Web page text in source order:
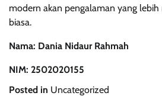
modern akan pengalaman yang
biasa.
Nama: Dania Nidaur Rahmah
NIM: 2502020155
Posted in Uncategorized